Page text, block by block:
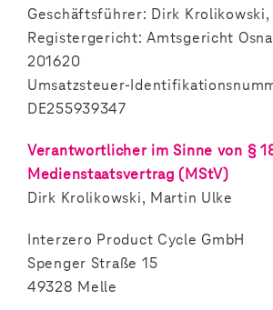
Geschäftsführer: Dirk
Registergericht: Amtsgericht
201620
Umsatzsteuer-
DE255939347
Verantwortlicher im Sinne von §
Medienstaatsvertrag (MStV)
Dirk Krolikowski, Martin Ulke
Interzero Product Cycle GmbH
Spenger Straße 15
49328 Melle